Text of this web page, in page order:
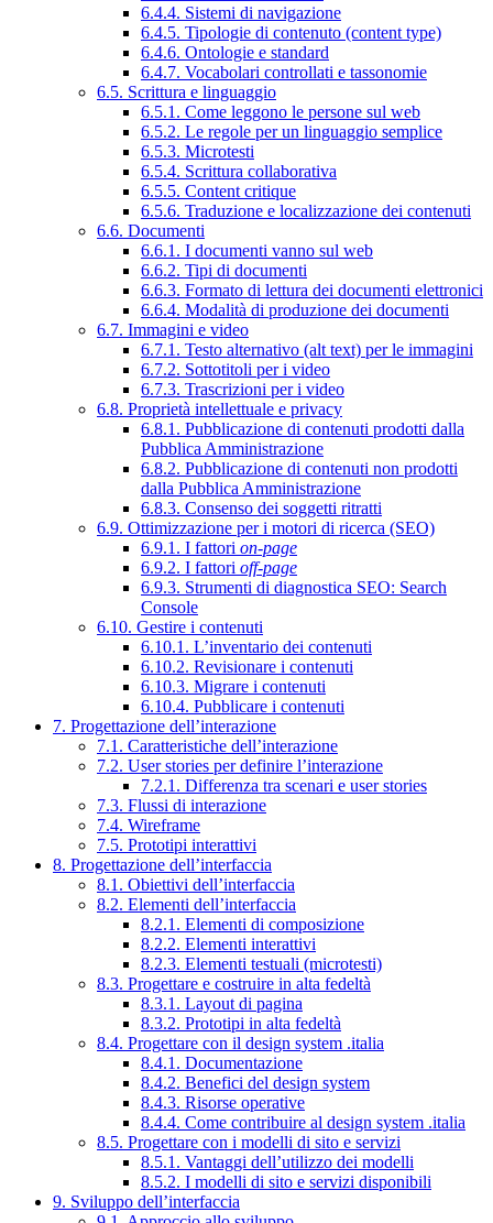
6.4.4. Sistemi di navigazione
6.4.5. Tipologie di contenuto (content type)
6.4.6. Ontologie e standard
6.4.7. Vocabolari controllati e tassonomie
6.5. Scrittura e linguaggio
6.5.1. Come leggono le persone sul web
6.5.2. Le regole per un linguaggio semplice
6.5.3. Microtesti
6.5.4. Scrittura collaborativa
6.5.5. Content critique
6.5.6. Traduzione e localizzazione dei contenuti
6.6. Documenti
6.6.1. I documenti vanno sul web
6.6.2. Tipi di documenti
6.6.3. Formato di lettura dei documenti elettronici
6.6.4. Modalità di produzione dei documenti
6.7. Immagini e video
6.7.1. Testo alternativo (alt text) per le immagini
6.7.2. Sottotitoli per i video
6.7.3. Trascrizioni per i video
6.8. Proprietà intellettuale e privacy
6.8.1. Pubblicazione di contenuti prodotti dalla
Pubblica Amministrazione
6.8.2. Pubblicazione di contenuti non prodotti
dalla Pubblica Amministrazione
6.8.3. Consenso dei soggetti ritratti
6.9. Ottimizzazione per i motori di ricerca (SEO)
6.9.1. I fattori on-page
6.9.2. I fattori off-page
6.9.3. Strumenti di diagnostica SEO: Search
Console
6.10. Gestire i contenuti
6.10.1. L’inventario dei contenuti
6.10.2. Revisionare i contenuti
6.10.3. Migrare i contenuti
6.10.4. Pubblicare i contenuti
7. Progettazione dell’interazione
7.1. Caratteristiche dell’interazione
7.2. User stories per definire l’interazione
7.2.1. Differenza tra scenari e user stories
7.3. Flussi di interazione
7.4. Wireframe
7.5. Prototipi interattivi
8. Progettazione dell’interfaccia
8.1. Obiettivi dell’interfaccia
8.2. Elementi dell’interfaccia
8.2.1. Elementi di composizione
8.2.2. Elementi interattivi
8.2.3. Elementi testuali (microtesti)
8.3. Progettare e costruire in alta fedeltà
8.3.1. Layout di pagina
8.3.2. Prototipi in alta fedeltà
8.4. Progettare con il design system .italia
8.4.1. Documentazione
8.4.2. Benefici del design system
8.4.3. Risorse operative
8.4.4. Come contribuire al design system .italia
8.5. Progettare con i modelli di sito e servizi
8.5.1. Vantaggi dell’utilizzo dei modelli
8.5.2. I modelli di sito e servizi disponibili
9. Sviluppo dell’interfaccia